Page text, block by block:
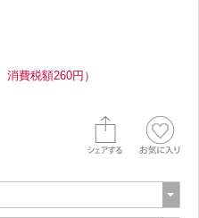
消費税額260円）